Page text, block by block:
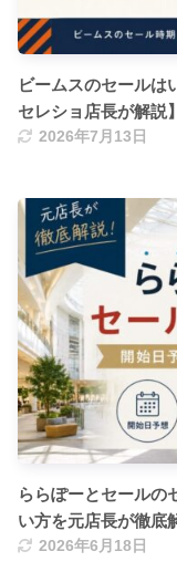
ビームスのセールは
セレショ店長が解説】
2026年7月13日
ららぽーとセールの
い方を元店長が徹底
2026年6月18日